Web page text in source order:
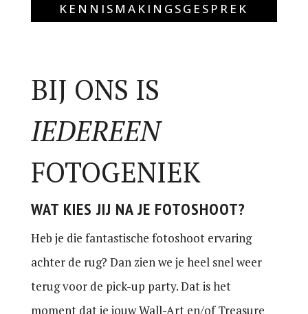
KENNISMAKINGSGESPREK
BIJ ONS IS
IEDEREEN
FOTOGENIEK
WAT KIES JIJ NA JE FOTOSHOOT?
Heb je die fantastische fotoshoot ervaring
achter de rug? Dan zien we je heel snel weer
terug voor de pick-up party. Dat is het
moment dat je jouw Wall-Art en/of Treasure